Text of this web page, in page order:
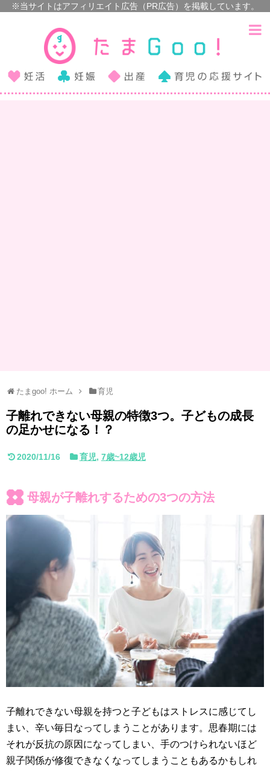
たまgoo! ホーム 育児
子離れできない母親の特徴3つ。子どもの成長
の足かせになる！？
2020/11/16 育児, 7歳~12歳児
母親が子離れするための3つの方法
子離れできない母親を持つと子どもはストレスに感じてし
まい、辛い毎日なってしまうことがあります。思春期には
それが反抗の原因になってしまい、手のつけられないほど
親子関係が修復できなくなってしまうこともあるかもしれ